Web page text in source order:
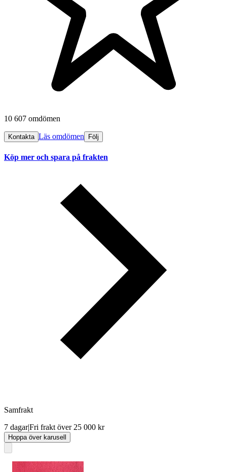
10 607 omdömen
Kontakta Läs omdömen Följ
Köp mer och spara på frakten
Samfrakt
7 dagar|Fri frakt över 25 000 kr
Hoppa över karusell